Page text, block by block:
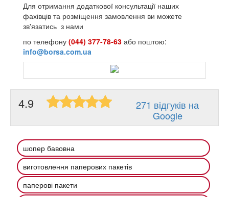
Для отримання додаткової консультації наших
фахівців та розміщення замовлення ви можете
зв'язатись з нами
по телефону (044) 377-78-63 або поштою:
info@borsa.com.ua
4.9
271 відгуків на
Google
шопер бавовна
виготовлення паперових пакетів
паперові пакети